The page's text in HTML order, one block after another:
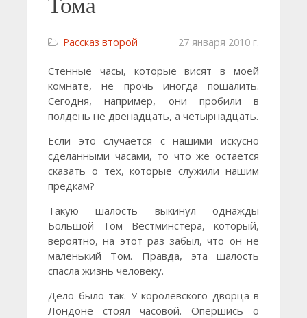
Рассказ второй 27 января 2010 г.
Стенные часы, которые висят в моей
комнате, не прочь иногда пошалить.
Сегодня, например, они пробили в
полдень не двенадцать, а четырнадцать.
Если это случается с нашими искусно
сделанными часами, то что же остается
сказать о тех, которые служили нашим
предкам?
Такую шалость выкинул однажды
Большой Том Вестминстера, который,
вероятно, на этот раз забыл, что он не
маленький Том. Правда, эта шалость
спасла жизнь человеку.
Дело было так. У королевского дворца в
Лондоне стоял часовой. Опершись о